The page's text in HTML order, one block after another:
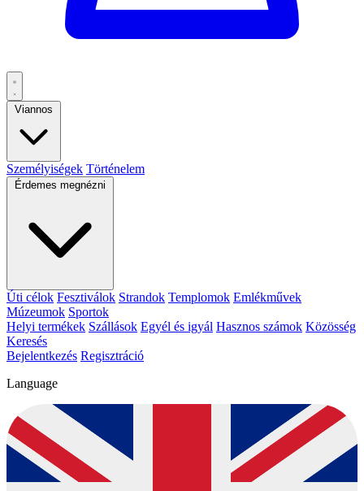
Viannos
Személyiségek Történelem
Érdemes megnézni
Úti célok Fesztiválok Strandok Templomok Emlékművek
Múzeumok Sportok
Helyi termékek Szállások Egyél és igyál Hasznos számok Közösség
Keresés
Bejelentkezés Regisztráció
Language